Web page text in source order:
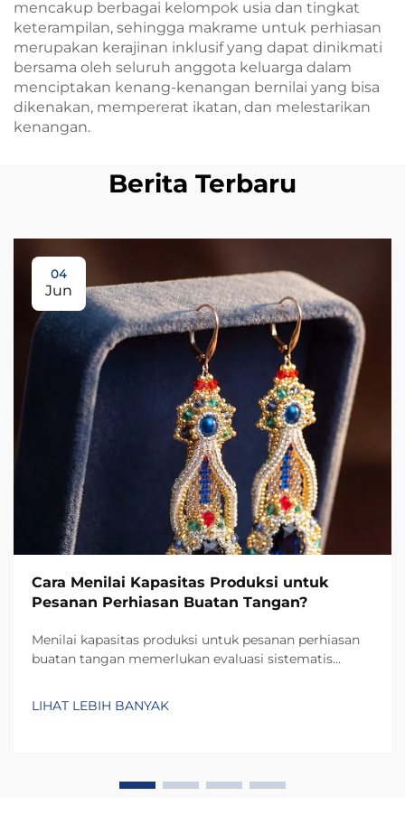
mencakup berbagai kelompok usia dan tingkat
keterampilan, sehingga makrame untuk perhiasan
merupakan kerajinan inklusif yang dapat dinikmati
bersama oleh seluruh anggota keluarga dalam
menciptakan kenang-kenangan bernilai yang bisa
dikenakan, mempererat ikatan, dan melestarikan
kenangan.
Berita Terbaru
04
Jun
Cara Menilai Kapasitas Produksi untuk
Pesanan Perhiasan Buatan Tangan?
Menilai kapasitas produksi untuk pesanan perhiasan
buatan tangan memerlukan evaluasi sistematis
dalam memenuhi permintaan pelanggan sambil
LIHAT LEBIH BANYAK